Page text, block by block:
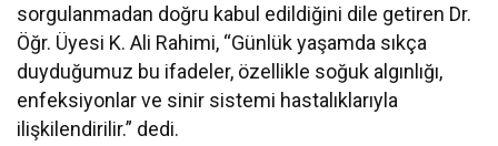
sorgulanmadan doğru kabul edildiğini dile getiren Dr.
Öğr. Üyesi K. Ali Rahimi, “Günlük yaşamda sıkça
duyduğumuz bu ifadeler, özellikle soğuk algınlığı,
enfeksiyonlar ve sinir sistemi hastalıklarıyla
ilişkilendirilir.” dedi.